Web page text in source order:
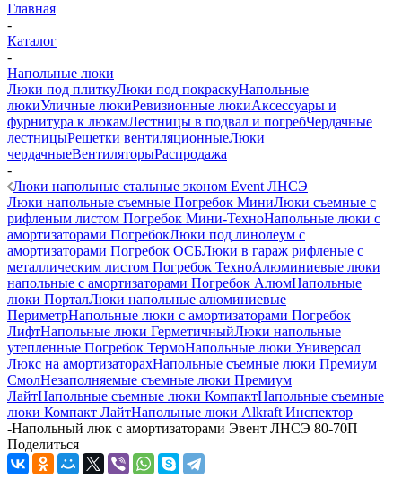
Главная
-
Каталог
-
Напольные люки
Люки под плиткуЛюки под покраскуНапольные
люкиУличные люкиРевизионные люкиАксессуары и
фурнитура к люкамЛестницы в подвал и погребЧердачные
лестницыРешетки вентиляционныеЛюки
чердачныеВентиляторыРаспродажа
-
Люки напольные стальные эконом Event ЛНСЭ
Люки напольные съемные Погребок МиниЛюки съемные с
рифленым листом Погребок Мини-ТехноНапольные люки с
амортизаторами ПогребокЛюки под линолеум с
амортизаторами Погребок ОСБЛюки в гараж рифленые с
металлическим листом Погребок ТехноАлюминиевые люки
напольные с амортизаторами Погребок АлюмНапольные
люки ПорталЛюки напольные алюминиевые
ПериметрНапольные люки с амортизаторами Погребок
ЛифтНапольные люки ГерметичныйЛюки напольные
утепленные Погребок ТермоНапольные люки Универсал
Люкс на амортизаторахНапольные съемные люки Премиум
СмолНезаполняемые съемные люки Премиум
ЛайтНапольные съемные люки КомпактНапольные съемные
люки Компакт ЛайтНапольные люки Alkraft Инспектор
-Напольный люк с амортизаторами Эвент ЛНСЭ 80-70П
Поделиться